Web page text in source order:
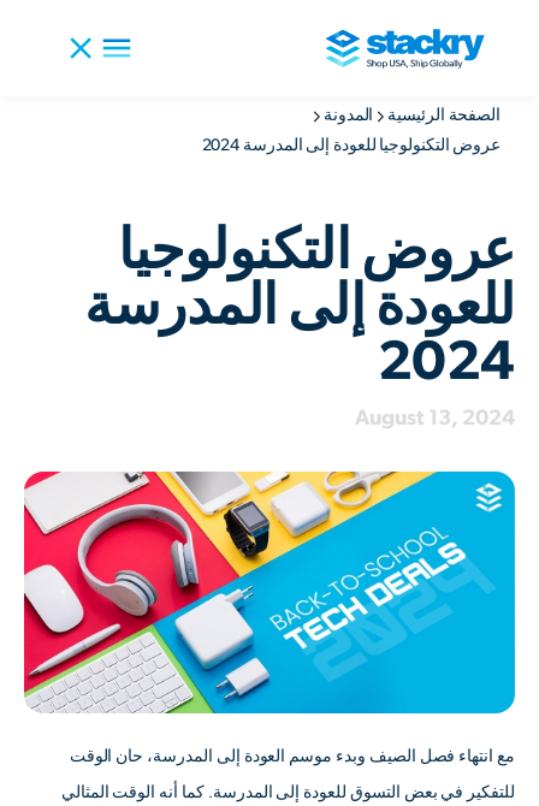
الصفحة الرئيسية
المدونة
عروض التكنولوجيا للعودة إلى المدرسة 2024
عروض التكنولوجيا
للعودة إلى المدرسة
2024
August 13, 2024
مع انتهاء فصل الصيف وبدء موسم العودة إلى المدرسة، حان الوقت
للتفكير في بعض التسوق للعودة إلى المدرسة. كما أنه الوقت المثالي